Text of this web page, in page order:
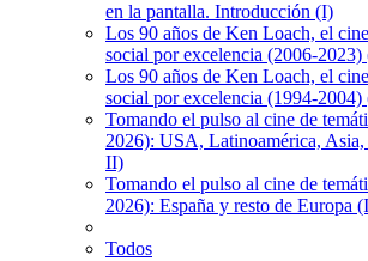
en la pantalla. Introducción (I)
Los 90 años de Ken Loach, el
social por excelencia (2006-
Los 90 años de Ken Loach, el
social por excelencia (1994-
Tomando el pulso al cine de
2026): USA, Latinoamérica,
II)
Tomando el pulso al cine de
2026): España y resto de Europa
Todos